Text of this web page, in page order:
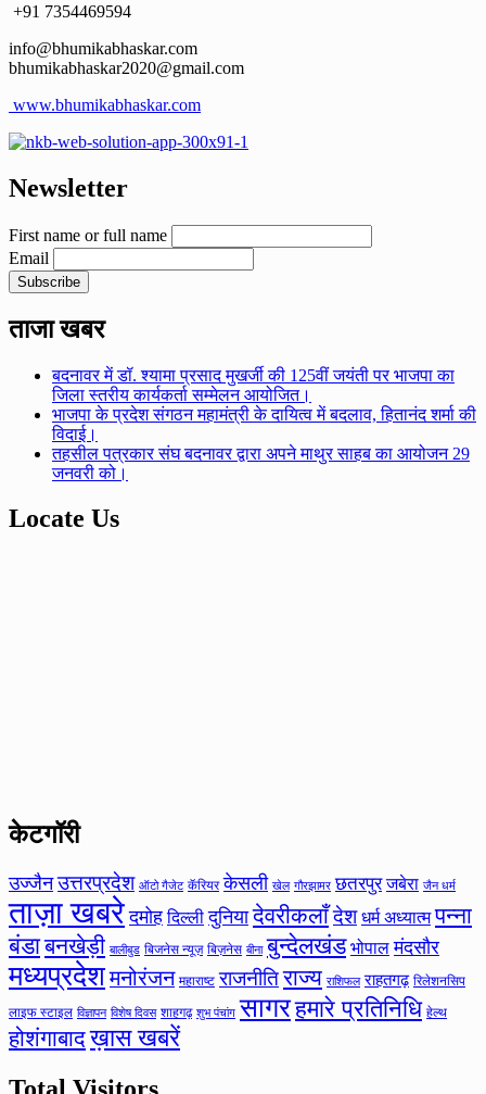
+91 7354469594
info@bhumikabhaskar.com
bhumikabhaskar2020@gmail.com
www.bhumikabhaskar.com
Newsletter
First name or full name
Email
ताजा खबर
बदनावर में डॉ. श्यामा प्रसाद मुखर्जी की 125वीं जयंती पर भाजपा का
जिला स्तरीय कार्यकर्ता सम्मेलन आयोजित।
भाजपा के प्रदेश संगठन महामंत्री के दायित्व में बदलाव, हितानंद शर्मा की
विदाई।
तहसील पत्रकार संघ बदनावर द्वारा अपने माथुर साहब का आयोजन 29
जनवरी को।
Locate Us
केटगॉरी
उज्जैन उत्तरप्रदेश ऑटो गैजेट कॅरियर केसली खेल गौरझामर छतरपुर जबेरा जैन धर्म
ताज़ा खबरे दमोह दिल्ली दुनिया देवरीकलाँदेश धर्म अध्यात्म पन्ना
बंडाबनखेड़ी बालीबुड बिजनेस न्यूज़ बिज़नेस बीना बुन्देलखंड भोपाल मंदसौर
मध्यप्रदेशमनोरंजन महाराष्ट राजनीतिराज्य राशिफल राहतगढ़ रिलेशनसिप
लाइफ स्टाइल विज्ञापन विशेष दिवस शाहगढ़ शुभ पंचांग सागरहमारे प्रतिनिधि हेल्थ
होशंगाबादख़ास खबरें